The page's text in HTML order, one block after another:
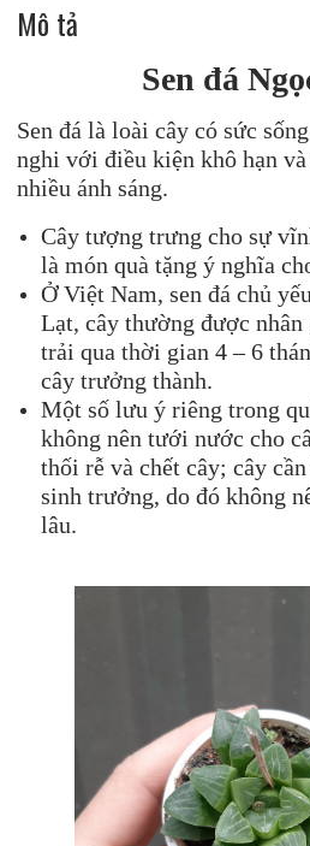
Mô tả
Sen đá
Sen đá là loài cây có sức
nghi với điều kiện khô hạn
nhiều ánh sáng.
Cây tượng trưng cho sự
là món quà tặng ý nghĩa
Ở Việt Nam, sen đá chủ
Lạt, cây thường được
trải qua thời gian 4 – 6
cây trưởng thành.
Một số lưu ý riêng trong
không nên tưới nước cho
thối rễ và chết cây; cây
sinh trưởng, do đó không
lâu.